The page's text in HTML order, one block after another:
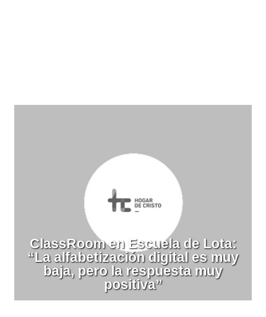
ClassRoom en Escuela de Lota:
“La alfabetización digital es muy
baja, pero la respuesta muy
positiva”